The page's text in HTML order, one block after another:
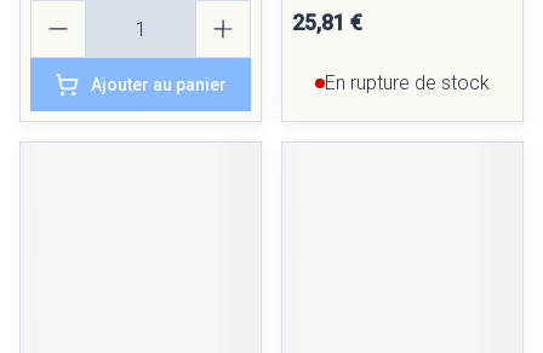
Ajouter au panier
25,81 €
En rupture de stock